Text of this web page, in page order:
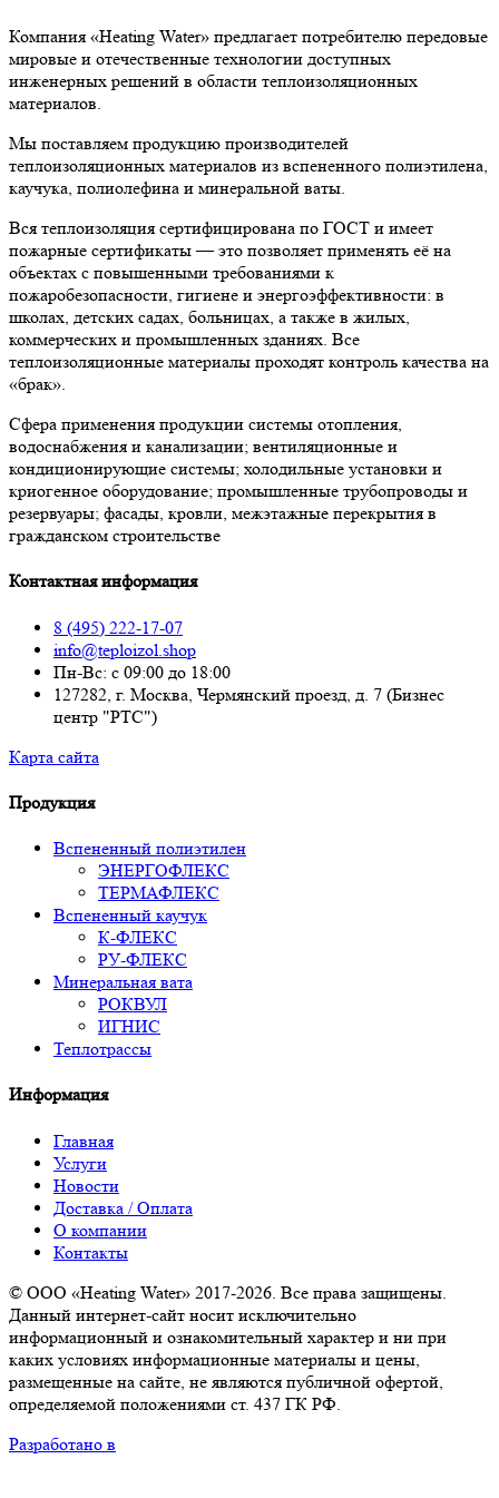
Компания «Heating Water» предлагает потребителю передовые
мировые и отечественные технологии доступных
инженерных решений в области теплоизоляционных
материалов.
Мы поставляем продукцию производителей
теплоизоляционных материалов из вспененного полиэтилена,
каучука, полиолефина и минеральной ваты.
Вся теплоизоляция сертифицирована по ГОСТ и имеет
пожарные сертификаты — это позволяет применять её на
объектах с повышенными требованиями к
пожаробезопасности, гигиене и энергоэффективности: в
школах, детских садах, больницах, а также в жилых,
коммерческих и промышленных зданиях. Все
теплоизоляционные материалы проходят контроль качества на
«брак».
Сфера применения продукции системы отопления,
водоснабжения и канализации; вентиляционные и
кондиционирующие системы; холодильные установки и
криогенное оборудование; промышленные трубопроводы и
резервуары; фасады, кровли, межэтажные перекрытия в
гражданском строительстве
Контактная информация
8 (495) 222-17-07
info@teploizol.shop
Пн-Вс: с 09:00 до 18:00
127282, г. Москва, Чермянский проезд, д. 7 (Бизнес
центр "РТС")
Карта сайта
Продукция
Вспененный полиэтилен
ЭНЕРГОФЛЕКС
ТЕРМАФЛЕКС
Вспененный каучук
К-ФЛЕКС
РУ-ФЛЕКС
Минеральная вата
РОКВУЛ
ИГНИС
Теплотрассы
Информация
Главная
Услуги
Новости
Доставка / Оплата
О компании
Контакты
© ООО «Heating Water» 2017-2026. Все права защищены.
Данный интернет-сайт носит исключительно
информационный и ознакомительный характер и ни при
каких условиях информационные материалы и цены,
размещенные на сайте, не являются публичной офертой,
определяемой положениями ст. 437 ГК РФ.
Разработано в